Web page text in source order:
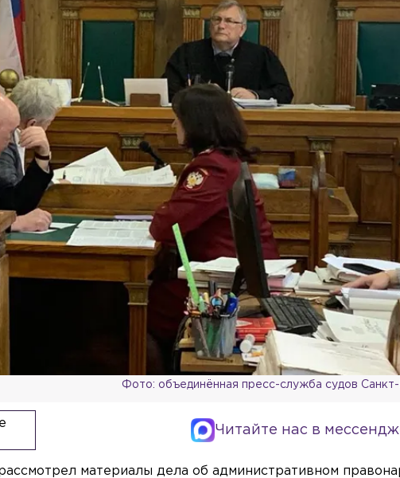
Фото: объединённая пресс-служба судов
Читайте нас в
материалы дела об административном